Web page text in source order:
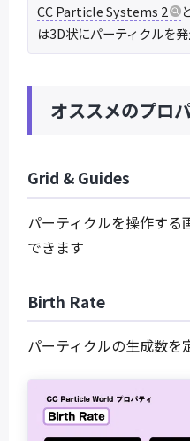
CC Particle Systems 2
は3D状にパーティクルを
オススメのプロ
Grid & Guides
パーティクルを操作する
できます
Birth Rate
パーティクルの生成数を